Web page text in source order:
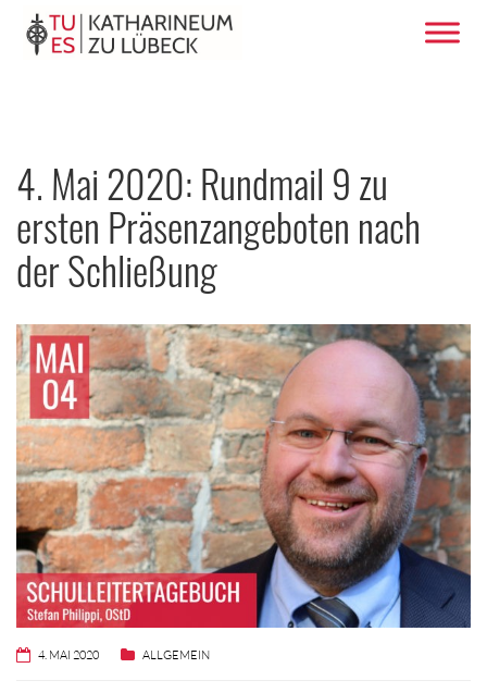
4. Mai 2020: Rundmail 9 zu
ersten Präsenzangeboten nach
der Schließung
4. MAI 2020 ALLGEMEIN